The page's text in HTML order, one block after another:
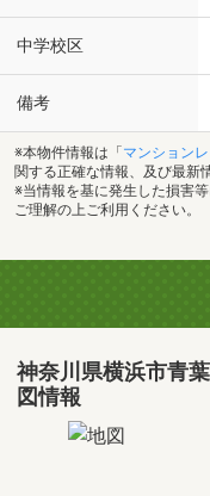
中学校区
備考
※本物件情報は「 マンション
関する正確な情報、及び最新
※当情報を基に発生した損害
ご理解の上ご利用ください。
神奈川県横浜市青
図情報